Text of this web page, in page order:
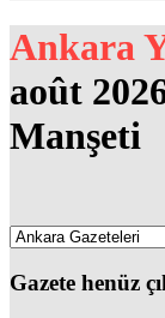
Ankara
août
Manşeti
Gazete henüz